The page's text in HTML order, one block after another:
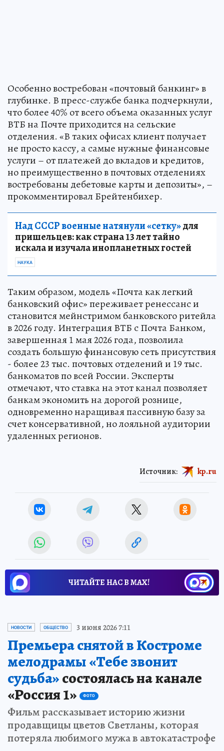
Особенно востребован «почтовый банкинг» в
глубинке. В пресс-службе банка подчеркнули,
что более 40% от всего объема оказанных услуг
ВТБ на Почте приходится на сельские
отделения. «В таких офисах клиент получает
не просто кассу, а самые нужные финансовые
услуги – от платежей до вкладов и кредитов,
но преимущественно в почтовых отделениях
востребованы дебетовые карты и депозиты», –
прокомментировал Брейтенбихер.
Над СССР военные натянули «сетку»для
пришельцев: как страна 13 лет тайно
искала и изучала инопланетных гостей
Таким образом, модель «Почта как легкий
банковский офис» переживает ренессанс и
становится мейнстримом банковского ритейла
в 2026 году. Интеграция ВТБ с Почта Банком,
завершенная 1 мая 2026 года, позволила
создать большую финансовую сеть присутствия
- более 23 тыс. почтовых отделений и 19 тыс.
банкоматов по всей России. Эксперты
отмечают, что ставка на этот канал позволяет
банкам экономить на дорогой рознице,
одновременно наращивая пассивную базу за
счет консервативной, но лояльной аудитории
НОВОСТИ ОБЩЕСТВО 3 июня 2026 7:11
Премьера снятой в Костроме
мелодрамы «Тебе звонит
судьба»состоялась на канале
«Россия 1»
ФОТО
Фильм рассказывает историю жизни
продавщицы цветов Светланы, которая